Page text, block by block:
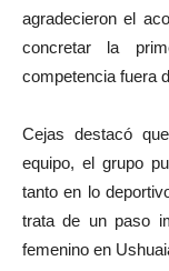
agradecieron el
concretar la
competencia fuera
Cejas destacó
equipo, el grupo
tanto en lo
trata de un paso
femenino en